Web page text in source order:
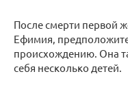
После смерти первой
Ефимия,
происхождению. Она
себя несколько детей.